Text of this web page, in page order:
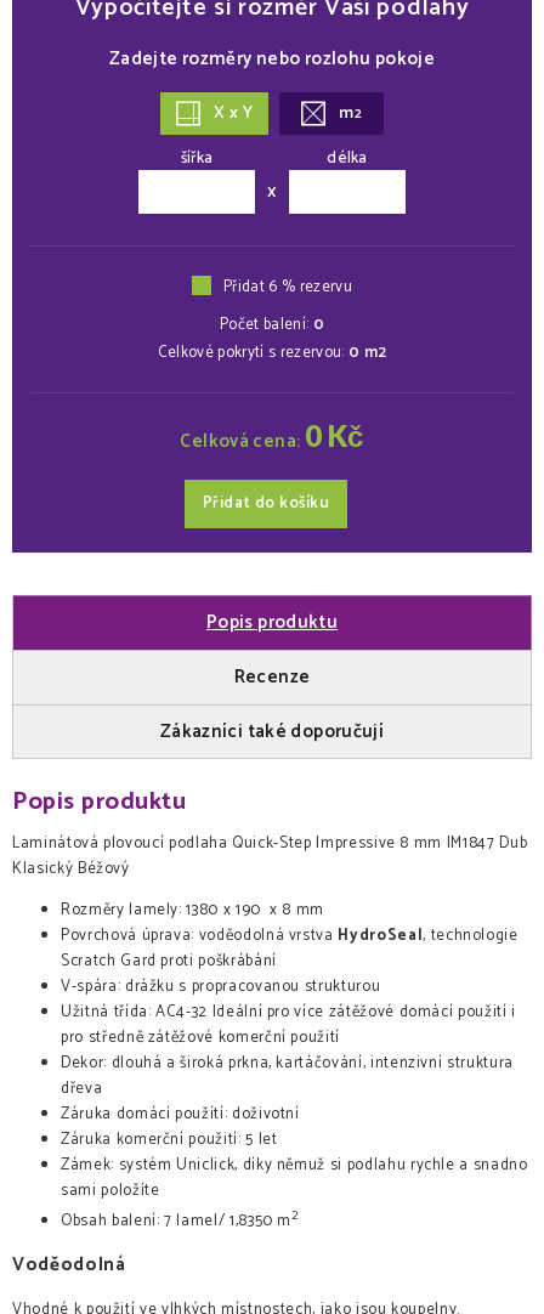
Zadejte rozměry nebo rozlohu pokoje
X x Y m2
šířka
x
délka
Přidat 6 % rezervu
Počet balení: 0
Celkové pokrytí s rezervou: 0 m2
Celková cena: 0Kč
Přidat do košíku
Popis produktu
Recenze
Zákazníci také doporučují
Popis produktu
Laminátová plovoucí podlaha Quick-Step Impressive 8 mm IM1847 Dub
Klasický Béžový
Rozměry lamely: 1380 x 190 x 8 mm
Povrchová úprava: voděodolná vrstva HydroSeal, technologie
Scratch Gard proti poškrábání
V-spára: drážku s propracovanou strukturou
Užitná třída: AC4-32 Ideální pro více zátěžové domácí použití i
pro středně zátěžové komerční použití
Dekor: dlouhá a široká prkna, kartáčování, intenzivní struktura
dřeva
Záruka domácí použítí: doživotní
Záruka komerční použití: 5 let
Zámek: systém Uniclick, díky němuž si podlahu rychle a snadno
sami položíte
Obsah balení: 7 lamel/ 1,8350 m2
Voděodolná